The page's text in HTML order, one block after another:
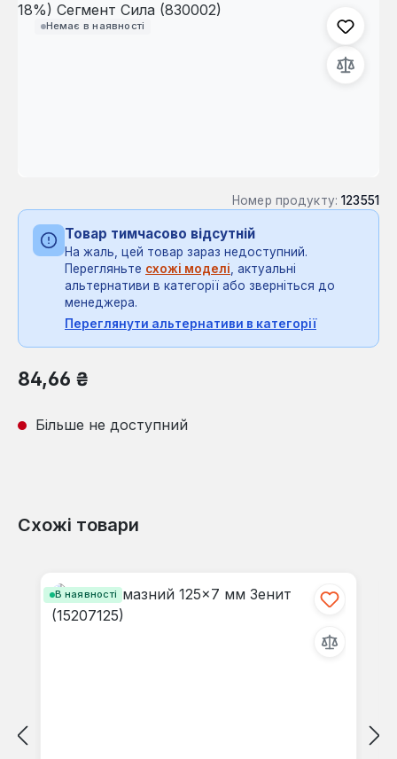
Немає в наявності
Номер продукту: 123551
Товар тимчасово відсутній
На жаль, цей товар зараз недоступний.
Перегляньте схожі моделі , актуальні
альтернативи в категорії або зверніться до
менеджера.
Переглянути альтернативи в категорії
Звичайна ціна:
84,66 ₴
Більше не доступний
Схожі товари
В наявності